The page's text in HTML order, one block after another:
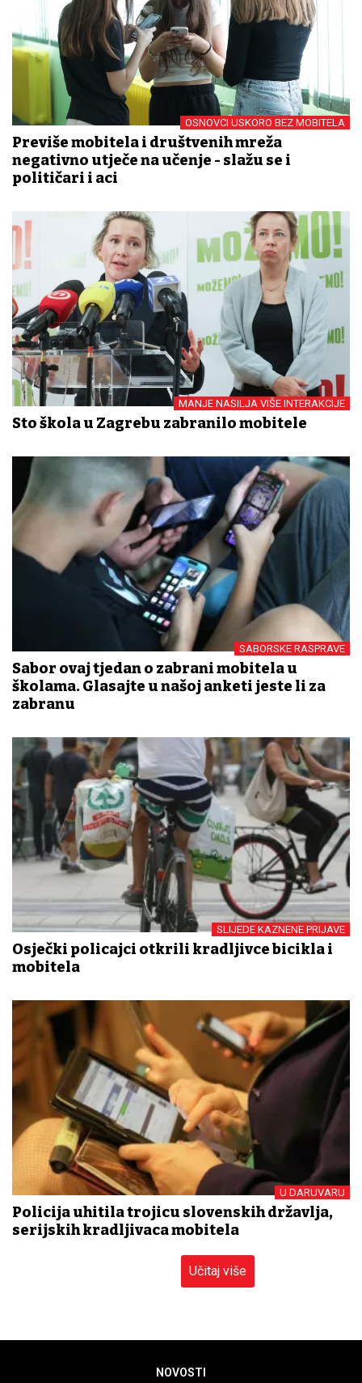
OSNOVCI USKORO BEZ MOBITELA
Previše mobitela i društvenih mreža
negativno utječe na učenje - slažu se i
političari i đaci
MANJE NASILJA VIŠE INTERAKCIJE
Sto škola u Zagrebu zabranilo mobitele
SABORSKE RASPRAVE
Sabor ovaj tjedan o zabrani mobitela u
školama. Glasajte u našoj anketi jeste li za
zabranu
SLIJEDE KAZNENE PRIJAVE
Osječki policajci otkrili kradljivce bicikla i
mobitela
U DARUVARU
Policija uhitila trojicu slovenskih državlja,
serijskih kradljivaca mobitela
Učitaj više
NOVOSTI